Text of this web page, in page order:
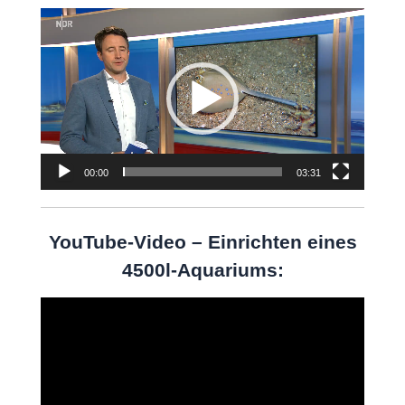
Player
00:00 03:31
YouTube-Video – Einrichten eines
4500l-Aquariums: